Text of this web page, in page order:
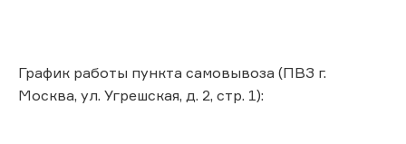
График работы пункта самовывоза (ПВЗ г.
Москва, ул. Угрешская, д. 2, стр. 1):